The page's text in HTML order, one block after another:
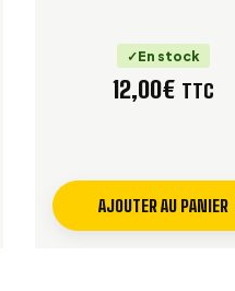
En stock
12,00€ TTC
AJOUTER AU PANIER